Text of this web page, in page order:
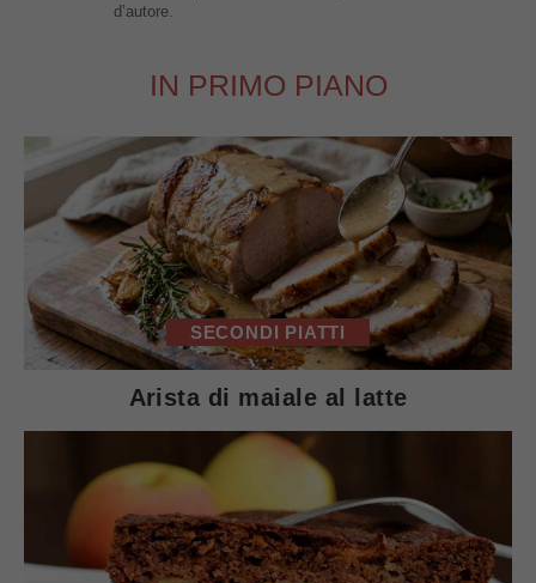
d’autore.
IN PRIMO PIANO
SECONDI PIATTI
Arista di maiale al latte